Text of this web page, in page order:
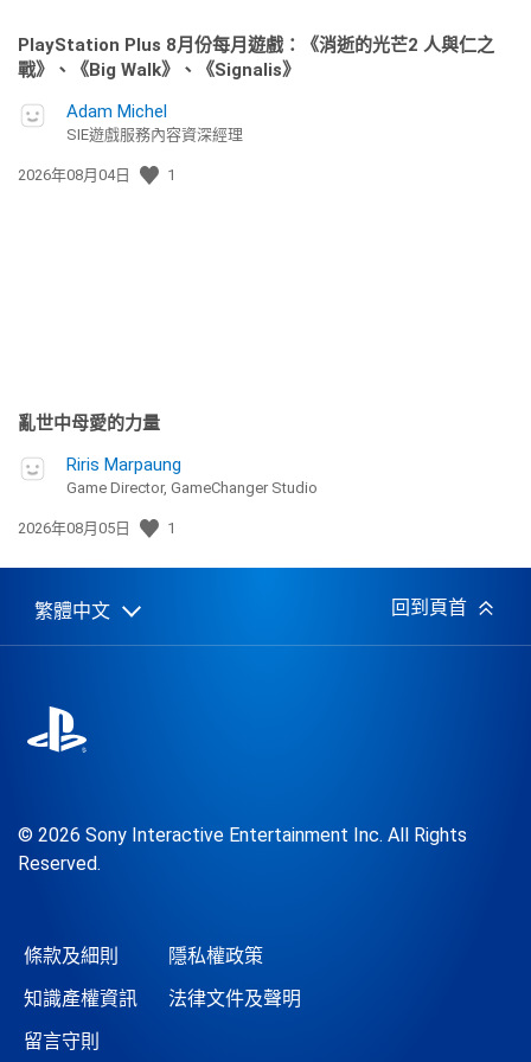
PlayStation Plus 8月份每月遊戲：《消逝的光芒2 人與仁之
戰》、《Big Walk》、《Signalis》
Adam Michel
SIE遊戲服務內容資深經理
發
2026年08月04日 1
亂世中母愛的力量
Riris Marpaung
Game Director, GameChanger Studio
發
日
2026年08月05日 1
Select
Current
繁體中文 回到頁首
© 2026 Sony Interactive Entertainment Inc. All Rights
Reserved.
條款及細則
隱私權政策
知識產權資訊
法律文件及聲明
留言守則